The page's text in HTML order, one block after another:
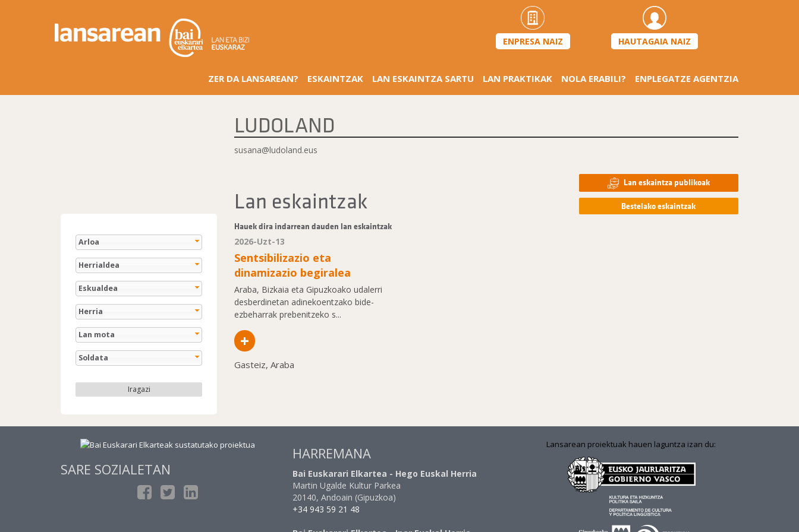
ENPRESA NAIZ HAUTAGAIA NAIZ
ZER DA LANSAREAN? ESKAINTZAK LAN ESKAINTZA SARTU LAN PRAKTIKAK NOLA ERABILI? ENPLEGATZE AGENTZIA
LUDOLAND
susana@ludoland.eus
Arloa
Herrialdea
Eskualdea
Herria
Lan mota
Soldata
Iragazi
Lan eskaintzak
Lan eskaintza publikoak
Bestelako eskaintzak
Hauek dira indarrean dauden lan eskaintzak
2026-Uzt-13
Sentsibilizazio eta
dinamizazio begiralea
Araba, Bizkaia eta Gipuzkoako udalerri
desberdinetan adinekoentzako bide-
ezbeharrak prebenitzeko s...
+
Gasteiz, Araba
SARE SOZIALETAN
HARREMANA
Bai Euskarari Elkartea - Hego Euskal Herria
Martin Ugalde Kultur Parkea
20140, Andoain (Gipuzkoa)
+34 943 59 21 48
Lansarean proiektuak hauen laguntza izan du: